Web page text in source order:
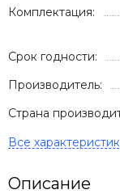
Комплектация:
Срок годности:
Производитель:
Страна
Описание